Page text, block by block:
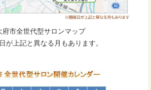
府市全世代型サロンマップ
が上記と異なる月もあります。